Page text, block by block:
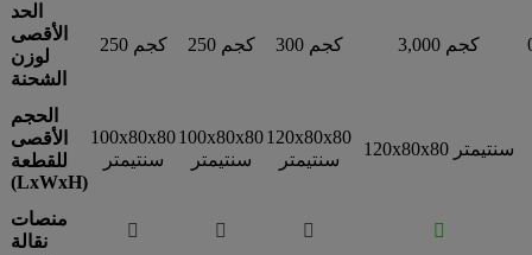
الحد
الأقصى
لوزن
الشحنة
250 كجم 250 كجم 300 كجم 3,000 كجم
الحجم
الأقصى
للقطعة
(LxWxH)
100x80x80
سنتيمتر
100x80x80
سنتيمتر
120x80x80
سنتيمتر
120x80x80 سنتيمتر
منصات
نقالة
  
